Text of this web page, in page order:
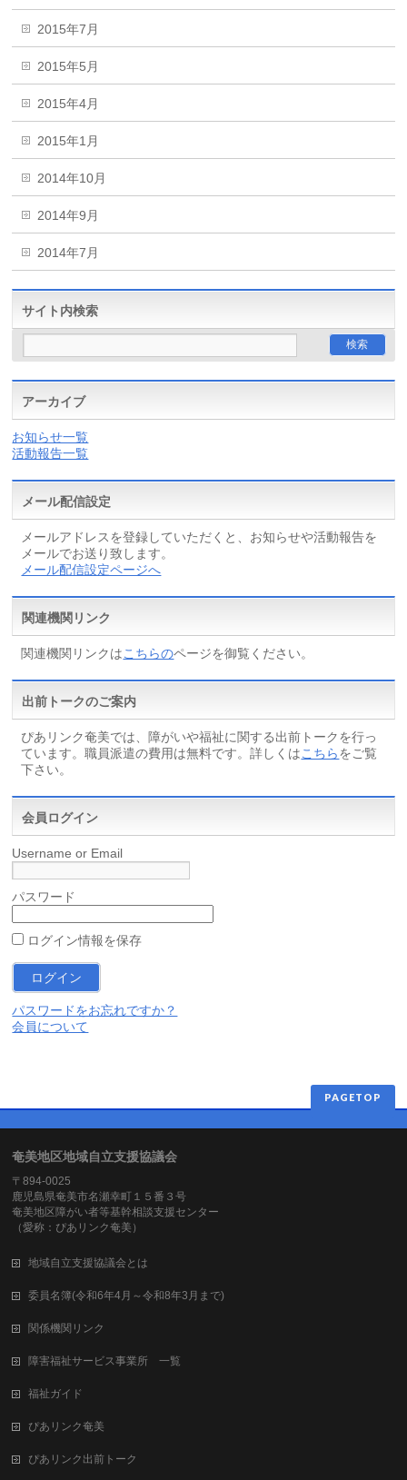
2015年7月
2015年5月
2015年4月
2015年1月
2014年10月
2014年9月
2014年7月
サイト内検索
アーカイブ
お知らせ一覧
活動報告一覧
メール配信設定
メールアドレスを登録していただくと、お知らせや活動報告を
メールでお送り致します。
メール配信設定ページへ
関連機関リンク
関連機関リンクはこちらのページを御覧ください。
出前トークのご案内
ぴあリンク奄美では、障がいや福祉に関する出前トークを行っ
ています。職員派遣の費用は無料です。詳しくはこちらをご覧
下さい。
会員ログイン
Username or Email
パスワード
ログイン情報を保存
パスワードをお忘れですか？
会員について
PAGETOP
奄美地区地域自立支援協議会
〒894-0025
鹿児島県奄美市名瀬幸町１５番３号
奄美地区障がい者等基幹相談支援センター
（愛称：ぴあリンク奄美）
地域自立支援協議会とは
委員名簿(令和6年4月～令和8年3月まで)
関係機関リンク
障害福祉サービス事業所 一覧
福祉ガイド
ぴあリンク奄美
ぴあリンク出前トーク